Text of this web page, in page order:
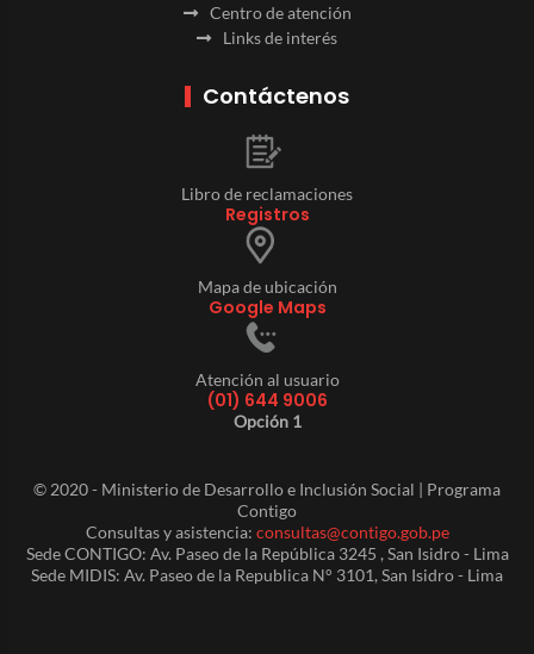
Centro de atención
Links de interés
Contáctenos
Libro de reclamaciones
Registros
Mapa de ubicación
Google Maps
Atención al usuario
(01) 644 9006
Opción 1
© 2020 - Ministerio de Desarrollo e Inclusión Social | Programa
Contigo
Consultas y asistencia: consultas@contigo.gob.pe
Sede CONTIGO: Av. Paseo de la República 3245 , San Isidro - Lima
Sede MIDIS: Av. Paseo de la Republica N° 3101, San Isidro - Lima